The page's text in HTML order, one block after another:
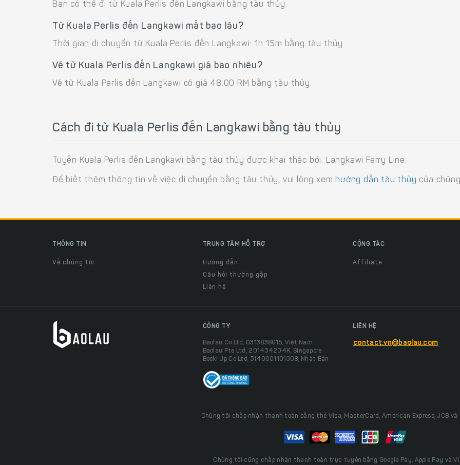
Bạn có thể đi từ Kuala Perlis đến Langkawi bằng tàu thủy.
Từ Kuala Perlis đến Langkawi mất bao lâu?
Thời gian di chuyển từ Kuala Perlis đến Langkawi: 1h 15m bằng tàu thủy.
Vé từ Kuala Perlis đến Langkawi giá bao nhiêu?
Vé từ Kuala Perlis đến Langkawi có giá 48.00 RM bằng tàu thủy.
Cách đi từ Kuala Perlis đến Langkawi bằng tàu thủy
Tuyến Kuala Perlis đến Langkawi bằng tàu thủy được khai thác bởi: Langkawi Ferry Line.
Để biết thêm thông tin về việc di chuyển bằng tàu thủy, vui lòng xem hướng dẫn tàu thủy của
THÔNG TIN
Về chúng tôi
TRUNG TÂM HỖ TRỢ
Hướng dẫn
Câu hỏi thường gặp
Liên hệ
CỘNG TÁC
Affiliate
CÔNG TY
Baolau Co Ltd, 0313838015, Việt Nam
Baolau Pte Ltd, 201434204K, Singapore
Boeki Up Co Ltd, 5140001101308, Nhật Bản
LIÊN HỆ
contact.vn@baolau.com
Chúng tôi chấp nhận thanh toán bằng thẻ Visa, MasterCard, American Express, JCB và
Chúng tôi cũng chấp nhận thanh toán trực tuyến bằng Google Pay, Apple Pay và